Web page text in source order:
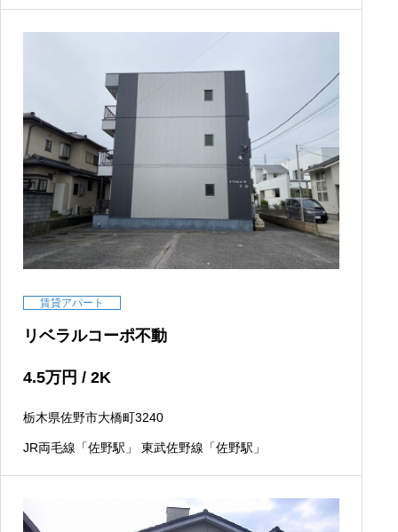
賃貸アパート
リベラルコーポ不動
4.5万円 / 2K
栃木県佐野市大橋町3240
JR両毛線「佐野駅」 東武佐野線「佐野駅」